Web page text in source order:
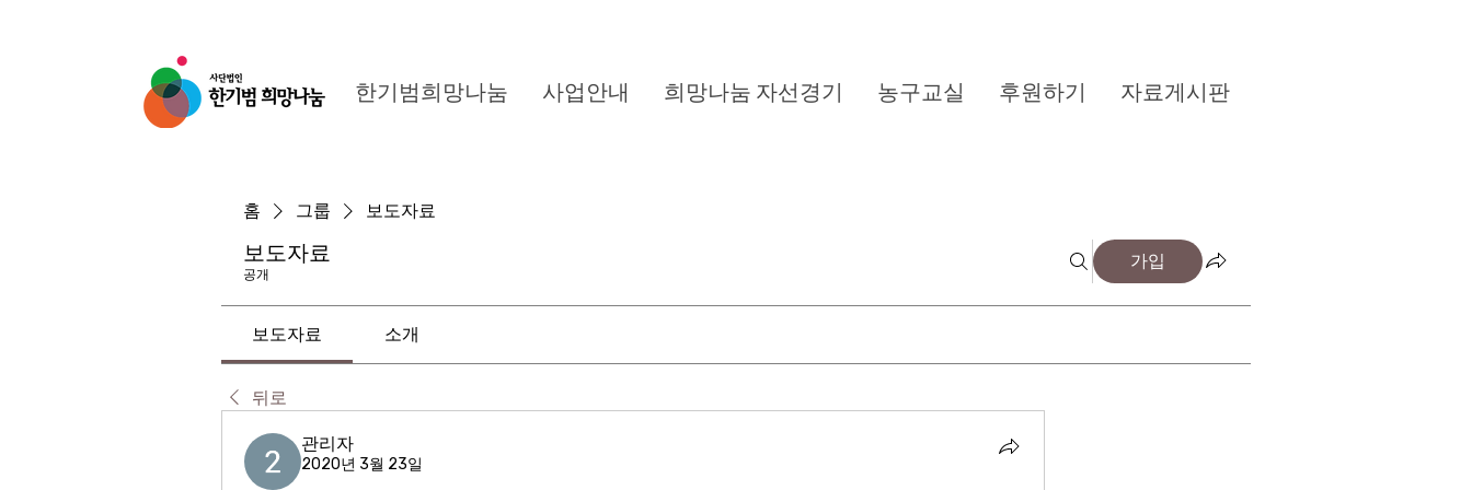
한기범희망나눔 사업안내 희망나눔 자선경기 농구교실 후원하기 자료게시판
홈 그룹 보도자료
보도자료
공개
가입
보도자료 소개
뒤로
관리자
2020년 3월 23일